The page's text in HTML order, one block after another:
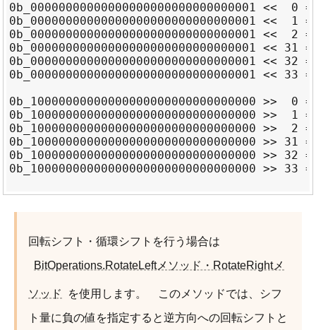
0b_00000000000000000000000000000001 <<  0
0b_00000000000000000000000000000001 <<  1
0b_00000000000000000000000000000001 <<  2
0b_00000000000000000000000000000001 << 31
0b_00000000000000000000000000000001 << 32
0b_00000000000000000000000000000001 << 33
0b_10000000000000000000000000000000 >>  0
0b_10000000000000000000000000000000 >>  1
0b_10000000000000000000000000000000 >>  2
0b_10000000000000000000000000000000 >> 31
0b_10000000000000000000000000000000 >> 32
0b_10000000000000000000000000000000 >> 33
回転シフト・循環シフトを行う場合は
BitOperations.RotateLeftメソッド・RotateRightメ
ソッド
を使用します。 このメソッドでは、シフ
ト量に負の値を指定すると逆方向への回転シフトと